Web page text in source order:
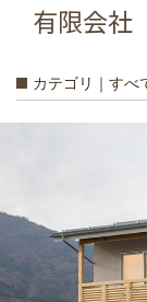
有限会
カテゴリ｜すべ